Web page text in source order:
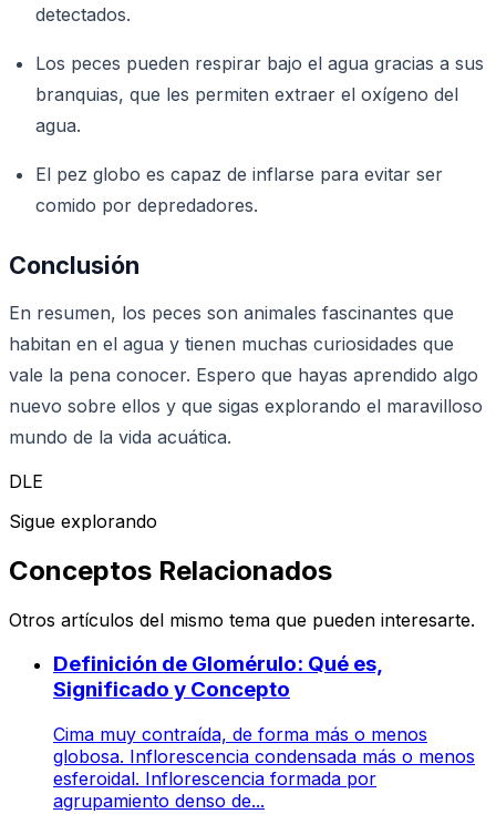
detectados.
Los peces pueden respirar bajo el agua gracias a sus
branquias, que les permiten extraer el oxígeno del
agua.
El pez globo es capaz de inflarse para evitar ser
comido por depredadores.
Conclusión
En resumen, los peces son animales fascinantes que
habitan en el agua y tienen muchas curiosidades que
vale la pena conocer. Espero que hayas aprendido algo
nuevo sobre ellos y que sigas explorando el maravilloso
mundo de la vida acuática.
DLE
Sigue explorando
Conceptos Relacionados
Otros artículos del mismo tema que pueden interesarte.
Definición de Glomérulo: Qué es,
Significado y Concepto
Cima muy contraída, de forma más o menos
globosa. Inflorescencia condensada más o menos
esferoidal. Inflorescencia formada por
agrupamiento denso de...